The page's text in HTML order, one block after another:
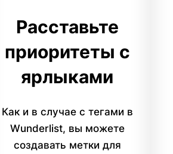
Расставьте
приоритеты с
ярлыками
Как и в случае с тегами в
Wunderlist, вы можете
создавать метки для